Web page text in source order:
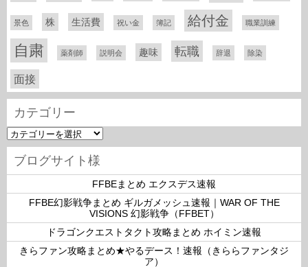
景色 株 生活費 祝い金 簿記 給付金 職業訓練
自粛 薬剤師 説明会 趣味 転職 辞退 除染
面接
カテゴリー
カ
テ
ー
ブログサイト様
FFBEまとめ エクスデス速報
FFBE幻影戦争まとめ ギルガメッシュ速報｜WAR OF THE
VISIONS 幻影戦争（FFBET）
ドラゴンクエストタクト攻略まとめ ホイミン速報
きらファン攻略まとめ★やるデース！速報（きららファンタジ
ア）